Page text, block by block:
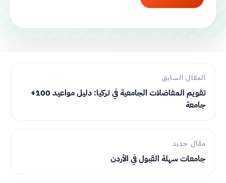
المقال السابق
تقويم المفاضلات الجامعية في تركيا: دليل مواعيد 100+
جامعة
مقال جديد
جامعات سهلة القبول في الأردن